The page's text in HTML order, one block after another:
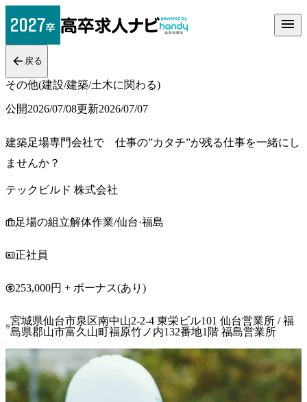
戻る
その他(建設/建築/土木に関わる)
公開2026/07/08更新2026/07/07
建築足場専門会社で 仕事の”カタチ”が残る仕事を一緒にし
ませんか？
テックビルド 株式会社
足場の組立解体作業/仙台·福島
正社員
253,000円 + ボーナス(あり)
宮城県仙台市泉区南中山2-2-4 東栄ビル101 仙台営業所 / 福
島県郡山市富久山町福原竹ノ内132番地1階 福島営業所